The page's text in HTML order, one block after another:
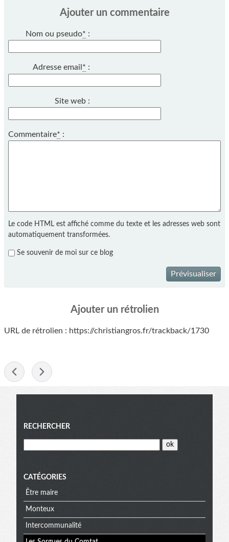
Ajouter un commentaire
Nom ou pseudo* :
Adresse email * :
Site web :
Commentaire* :
Le code HTML est affiché comme du texte et les adresses web sont
automatiquement transformées.
Se souvenir de moi sur ce blog
Prévisualiser
Ajouter un rétrolien
URL de rétrolien : https://christiangros.fr/trackback/1730
Menu
RECHERCHER
CATÉGORIES
Être maire
Monteux
Intercommunalité